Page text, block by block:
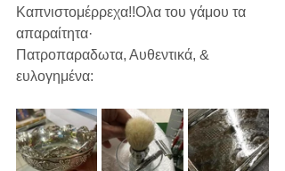
Καπνιστομέρρεχα!!Ολα του γάμου τα
απαραίτητα·
Πατροπαραδωτα, Αυθεντικά, &
ευλογημένα: